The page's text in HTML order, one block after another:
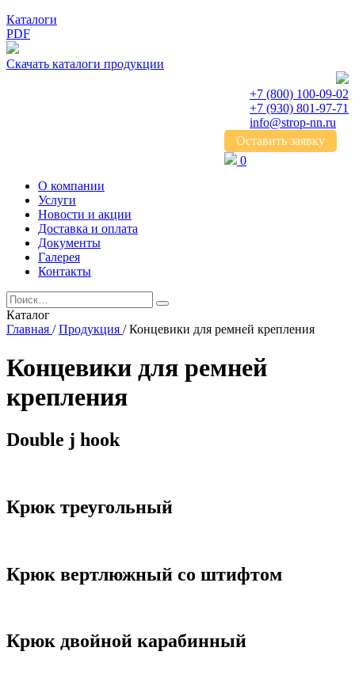
Каталоги
PDF
Скачать каталоги продукции
+7 (800) 100-09-02
+7 (930) 801-97-71
info@strop-nn.ru
Оставить заявку
0
О компании
Услуги
Новости и акции
Доставка и оплата
Документы
Галерея
Контакты
Каталог
Главная / Продукция / Концевики для ремней крепления
Концевики для ремней
крепления
Double j hook
Крюк треугольный
Крюк вертлюжный со штифтом
Крюк двойной карабинный